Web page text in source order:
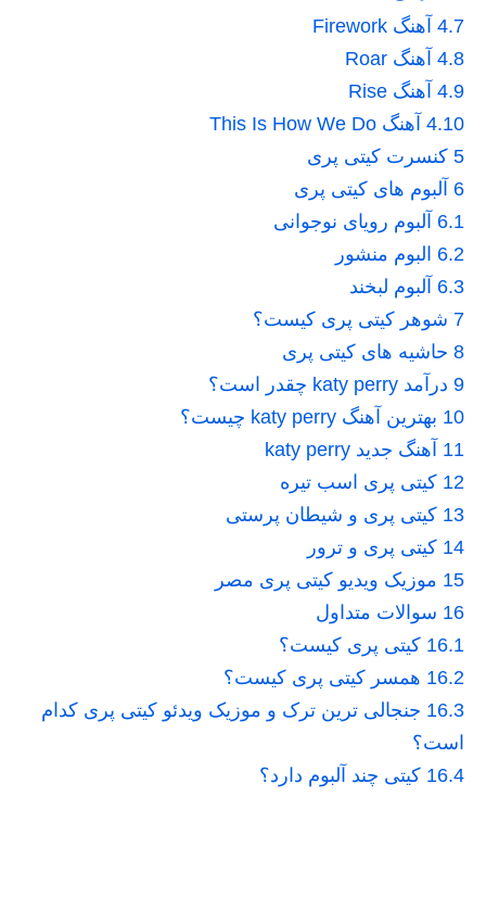
4.7 آهنگ Firework
4.8 آهنگ Roar
4.9 آهنگ Rise
4.10 آهنگ This Is How We Do
5 کنسرت کیتی پری
6 آلبوم های کیتی پری
6.1 آلبوم رویای نوجوانی
6.2 البوم منشور
6.3 آلبوم لبخند
7 شوهر کیتی پری کیست؟
8 حاشیه های کیتی پری
9 درآمد katy perry چقدر است؟
10 بهترین آهنگ katy perry چیست؟
11 آهنگ جدید katy perry
12 کیتی پری اسب تیره
13 کیتی پری و شیطان پرستی
14 کیتی پری و ترور
15 موزیک ویدیو کیتی پری مصر
16 سوالات متداول
16.1 کیتی پری کیست؟
16.2 همسر کیتی پری کیست؟
16.3 جنجالی ترین ترک و موزیک ویدئو کیتی پری کدام
است؟
16.4 کیتی چند آلبوم دارد؟